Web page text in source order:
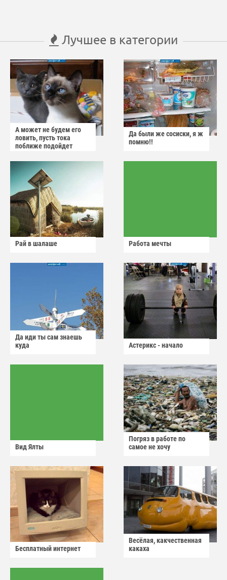
Лучшее в категории
А может не будем его
ловить, пусть тока
поближе подойдет
Да были же сосиски, я ж
помню!!
Рай в шалаше Работа мечты
Да иди ты сам знаешь
куда
Астерикс - начало
Вид Ялты
Погряз в работе по
самое не хочу
Бесплатный интернет
Весёлая, какчественная
какаха